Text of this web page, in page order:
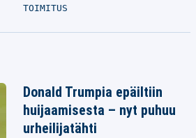
TOIMITUS
Donald Trumpia epäiltiin
huijaamisesta – nyt puhuu
urheilijatähti